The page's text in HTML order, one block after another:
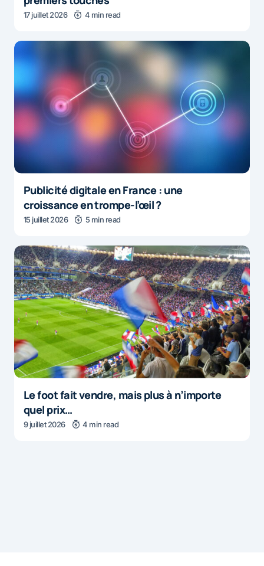
17 juillet 2026 4 min read
Publicité digitale en France : une
croissance en trompe-l’œil ?
15 juillet 2026 5 min read
Le foot fait vendre, mais plus à n’importe
quel prix…
9 juillet 2026 4 min read